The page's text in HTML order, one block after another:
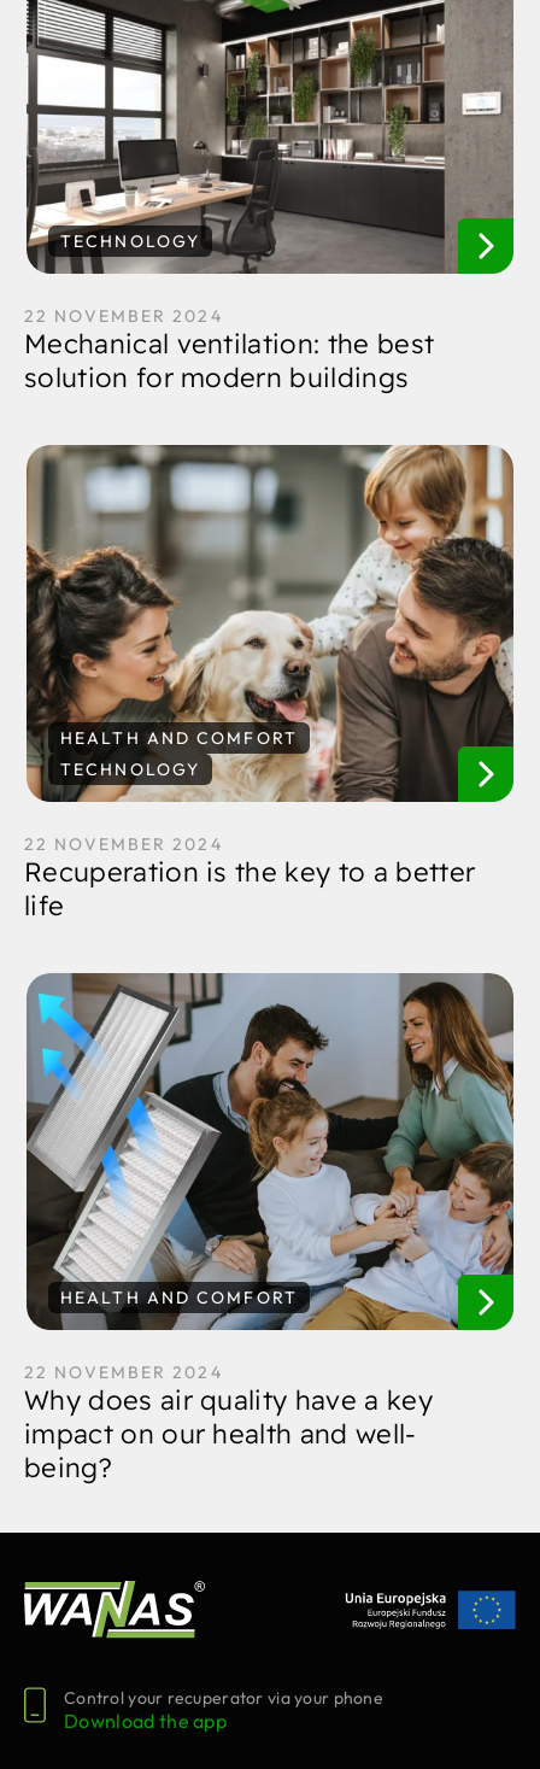
TECHNOLOGY
22 NOVEMBER 2024
Mechanical ventilation: the best
solution for modern buildings
HEALTH AND COMFORT
TECHNOLOGY
22 NOVEMBER 2024
Recuperation is the key to a better
life
HEALTH AND COMFORT
22 NOVEMBER 2024
Why does air quality have a key
impact on our health and well-
being?
Control your recuperator via your phone
Download the app